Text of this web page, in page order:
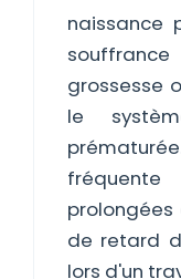
naissance
grossesse
le
de retard
lors d'un